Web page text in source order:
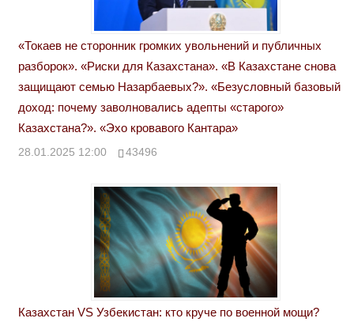
«Токаев не сторонник громких увольнений и публичных
разборок». «Риски для Казахстана». «В Казахстане снова
защищают семью Назарбаевых?». «Безусловный базовый
доход: почему заволновались адепты «старого»
Казахстана?». «Эхо кровавого Кантара»
28.01.2025 12:00 43496
Казахстан VS Узбекистан: кто круче по военной мощи?